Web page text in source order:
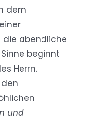
dem
die abendliche
beginnt
Herrn.
und